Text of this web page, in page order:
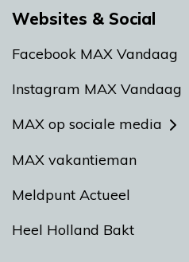
Websites & Social
Facebook MAX Vandaag
Instagram MAX Vandaag
MAX op sociale media
MAX vakantieman
Meldpunt Actueel
Heel Holland Bakt